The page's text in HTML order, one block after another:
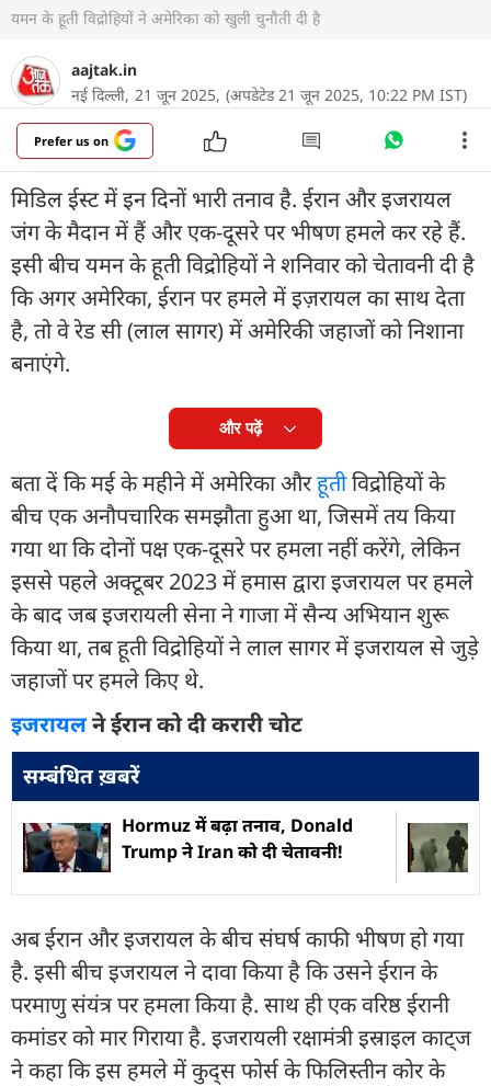
यमन के हूती विद्रोहियों ने अमेरिका को खुली चुनौती दी है
aajtak.in
नई दिल्ली, 21 जून 2025, (अपडेटेड 21 जून 2025, 10:22 PM IST)
Prefer us on
मिडिल ईस्ट में इन दिनों भारी तनाव है. ईरान और इजरायल
जंग के मैदान में हैं और एक-दूसरे पर भीषण हमले कर रहे हैं.
इसी बीच यमन के हूती विद्रोहियों ने शनिवार को चेतावनी दी है
कि अगर अमेरिका, ईरान पर हमले में इज़रायल का साथ देता
है, तो वे रेड सी (लाल सागर) में अमेरिकी जहाजों को निशाना
बनाएंगे.
और पढ़ें
बता दें कि मई के महीने में अमेरिका औरहूतीविद्रोहियों के
बीच एक अनौपचारिक समझौता हुआ था, जिसमें तय किया
गया था कि दोनों पक्ष एक-दूसरे पर हमला नहीं करेंगे, लेकिन
इससे पहले अक्टूबर 2023 में हमास द्वारा इजरायल पर हमले
के बाद जब इजरायली सेना ने गाजा में सैन्य अभियान शुरू
किया था, तब हूती विद्रोहियों ने लाल सागर में इजरायल से जुड़े
जहाजों पर हमले किए थे.
इजरायलने ईरान को दी करारी चोट
सम्बंधित ख़बरें
Hormuz में बढ़ा तनाव, Donald
Trump ने Iran को दी चेतावनी!
अब ईरान और इजरायल के बीच संघर्ष काफी भीषण हो गया
है. इसी बीच इजरायल ने दावा किया है कि उसने ईरान के
परमाणु संयंत्र पर हमला किया है. साथ ही एक वरिष्ठ ईरानी
कमांडर को मार गिराया है. इजरायली रक्षामंत्री इस्राइल काट्ज
ने कहा कि इस हमले में कुद्स फोर्स के फिलिस्तीन कोर के